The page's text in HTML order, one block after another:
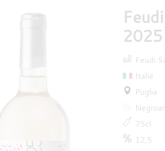
2025
Feudi
Italië
Puglia
75cl
12,5